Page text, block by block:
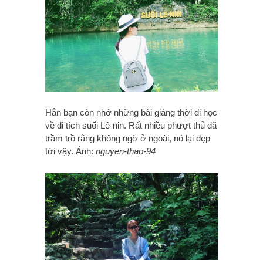
Hẳn bạn còn nhớ những bài giảng thời đi học
về di tích suối Lê-nin. Rất nhiều phượt thủ đã
trầm trồ rằng không ngờ ở ngoài, nó lại đẹp
tới vậy. Ảnh: nguyen-thao-94